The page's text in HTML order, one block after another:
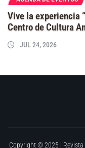
Vive la experiencia
Centro de Cultura
JUL 24, 2026
Copyright © 2025 |